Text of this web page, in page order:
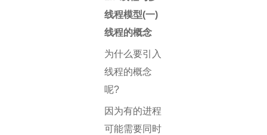
线程模型(一)
线程的概念
为什么要引入
线程的概念
呢?
因为有的进程
可能需要同时